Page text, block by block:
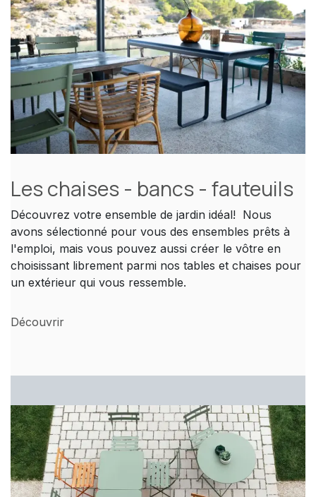
Les chaises - bancs - fauteuils
Découvrez votre ensemble de jardin idéal! Nous
avons sélectionné pour vous des ensembles prêts à
l'emploi, mais vous pouvez aussi créer le vôtre en
choisissant librement parmi nos tables et chaises pour
un extérieur qui vous ressemble.
Découvrir